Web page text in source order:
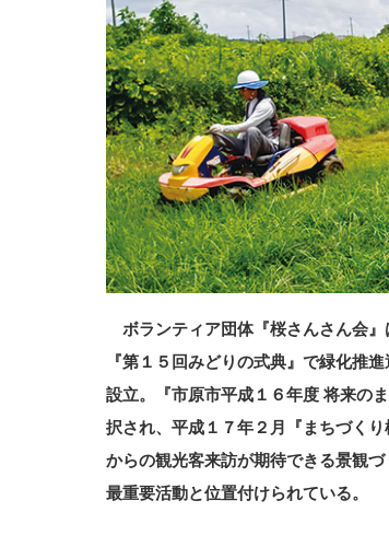
ボランティア団体『桜さんさん会
『第１５回みどりの式典』で緑化推
設立。『市原市平成１６年度 将来の
択され、平成１７年２月『まちづく
からの観光客来訪が期待できる景観
最重要活動と位置付けられている。